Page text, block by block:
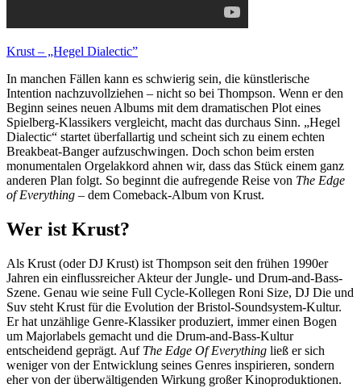
Krust – „Hegel Dialectic”
In manchen Fällen kann es schwierig sein, die künstlerische
Intention nachzuvollziehen – nicht so bei Thompson. Wenn er den
Beginn seines neuen Albums mit dem dramatischen Plot eines
Spielberg-Klassikers vergleicht, macht das durchaus Sinn. „Hegel
Dialectic“ startet überfallartig und scheint sich zu einem echten
Breakbeat-Banger aufzuschwingen. Doch schon beim ersten
monumentalen Orgelakkord ahnen wir, dass das Stück einem ganz
anderen Plan folgt. So beginnt die aufregende Reise von The Edge
of Everything – dem Comeback-Album von Krust.
Wer ist Krust?
Als Krust (oder DJ Krust) ist Thompson seit den frühen 1990er
Jahren ein einflussreicher Akteur der Jungle- und Drum-and-Bass-
Szene. Genau wie seine Full Cycle-Kollegen Roni Size, DJ Die und
Suv steht Krust für die Evolution der Bristol-Soundsystem-Kultur.
Er hat unzählige Genre-Klassiker produziert, immer einen Bogen
um Majorlabels gemacht und die Drum-and-Bass-Kultur
entscheidend geprägt. Auf The Edge Of Everything ließ er sich
weniger von der Entwicklung seines Genres inspirieren, sondern
eher von der überwältigenden Wirkung großer Kinoproduktionen.